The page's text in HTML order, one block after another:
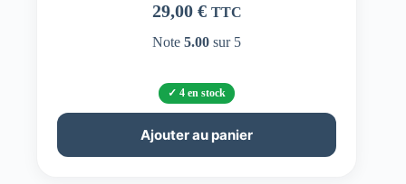
29,00 € TTC
Note5.00 sur 5
4 en stock
Ajouter au panier